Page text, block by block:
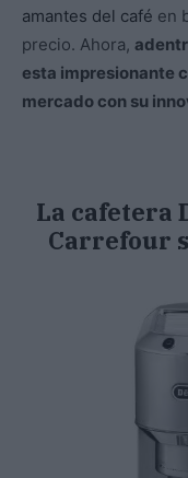
amantes del café en
precio. Ahora,
esta impresionante
mercado con su
La cafetera
Carrefour